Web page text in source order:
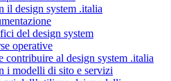
il design system .italia
del design system
operative
contribuire al design system .italia
i modelli di sito e servizi